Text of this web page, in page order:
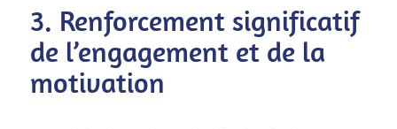
3. Renforcement significatif
de l’engagement et de la
motivation